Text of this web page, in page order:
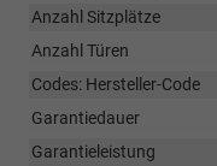
Anzahl Sitzplätze
Anzahl Türen
Codes: Hersteller-Code
Garantiedauer
Garantieleistung